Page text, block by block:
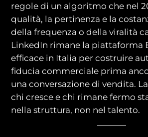
regole di un algoritmo che nel
qualità, la pertinenza e la
della frequenza o della viralità
LinkedIn rimane la piattaforma
efficace in Italia per costruire
fiducia commerciale prima
una conversazione di vendita.
chi cresce e chi rimane fermo
nella struttura, non nel talento.